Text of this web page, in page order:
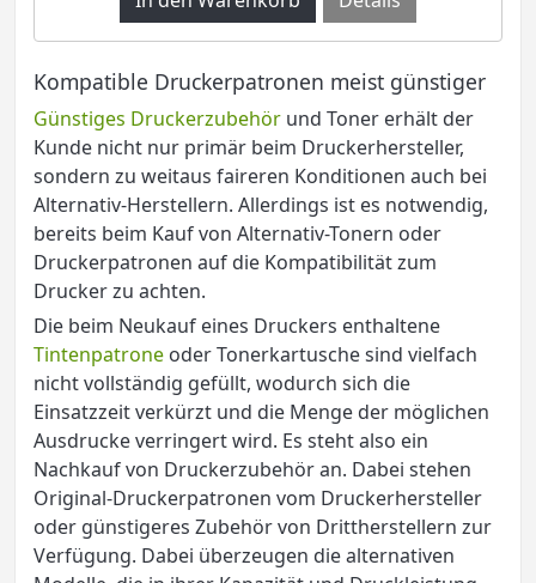
Kompatible Druckerpatronen meist günstiger
Günstiges Druckerzubehör und Toner erhält der
Kunde nicht nur primär beim Druckerhersteller,
sondern zu weitaus faireren Konditionen auch bei
Alternativ-Herstellern. Allerdings ist es notwendig,
bereits beim Kauf von Alternativ-Tonern oder
Druckerpatronen auf die Kompatibilität zum
Drucker zu achten.
Die beim Neukauf eines Druckers enthaltene
Tintenpatrone oder Tonerkartusche sind vielfach
nicht vollständig gefüllt, wodurch sich die
Einsatzzeit verkürzt und die Menge der möglichen
Ausdrucke verringert wird. Es steht also ein
Nachkauf von Druckerzubehör an. Dabei stehen
Original-Druckerpatronen vom Druckerhersteller
oder günstigeres Zubehör von Drittherstellern zur
Verfügung. Dabei überzeugen die alternativen